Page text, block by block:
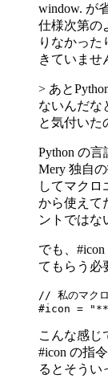
window. が
仕様次第の
りなかった
きていませ
> あと
ないんだな
と気付い
Python の
Mery 独自
してマクロ
から使えて
ントではな
でも、
てもらう必
// 私のマクロ
#icon =
こんな感じ
#icon の指
るとそうい